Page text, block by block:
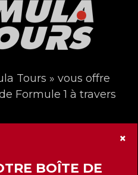
Tours » vous offre
Formule 1 à travers
pour nos clients.
×
BOÎTE DE